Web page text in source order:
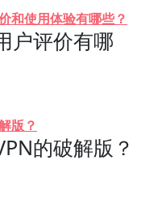
和使用体验有哪些？
户评价有哪
版？
的破解版？